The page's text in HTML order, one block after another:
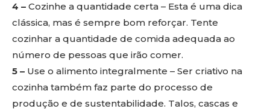
4 – Cozinhe a quantidade certa – Esta é uma dica
clássica, mas é sempre bom reforçar. Tente
cozinhar a quantidade de comida adequada ao
número de pessoas que irão comer.
5 – Use o alimento integralmente – Ser criativo na
cozinha também faz parte do processo de
produção e de sustentabilidade. Talos, cascas e